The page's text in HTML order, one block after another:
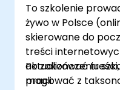
To szkolenie
żywo w Polsce
skierowane do
treści
aktualizować
pracować z
Po zakończeniu
mogli: